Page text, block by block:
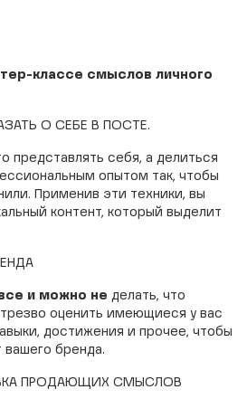
классе смыслов личного
О СЕБЕ В ПОСТЕ.
представлять себя, а делиться
опытом так, чтобы
Применив эти техники, вы
контент, который выделит
и можно не делать, что
оценить имеющиеся у вас
достижения и прочее, чтобы
бренда.
ПРОДАЮЩИХ СМЫСЛОВ